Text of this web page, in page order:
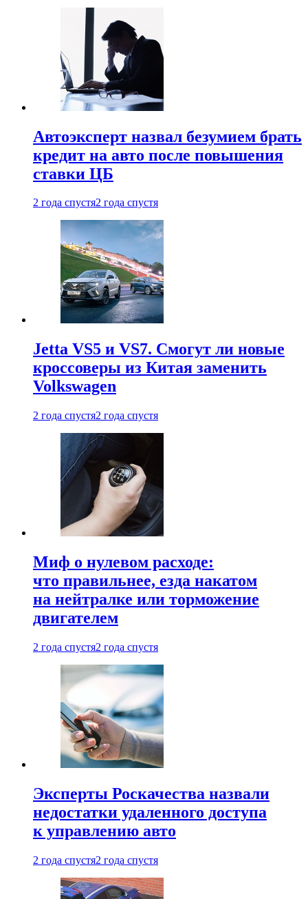
Автоэксперт назвал безумием брать
кредит на авто после повышения
ставки ЦБ
2 года спустя2 года спустя
Jetta VS5 и VS7. Смогут ли новые
кроссоверы из Китая заменить
Volkswagen
2 года спустя2 года спустя
Миф о нулевом расходе:
что правильнее, езда накатом
на нейтралке или торможение
двигателем
2 года спустя2 года спустя
Эксперты Роскачества назвали
недостатки удаленного доступа
к управлению авто
2 года спустя2 года спустя